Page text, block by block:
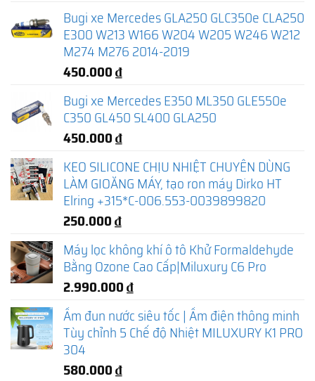
Bugi xe Mercedes GLA250 GLC350e CLA250
E300 W213 W166 W204 W205 W246 W212
M274 M276 2014-2019
450.000₫
Bugi xe Mercedes E350 ML350 GLE550e
C350 GL450 SL400 GLA250
450.000₫
KEO SILICONE CHỊU NHIỆT CHUYÊN DÙNG
LÀM GIOĂNG MÁY, tạo ron máy Dirko HT
Elring +315*C-006.553-0039899820
250.000₫
Máy lọc không khí ô tô Khử Formaldehyde
Bằng Ozone Cao Cấp|Miluxury C6 Pro
2.990.000₫
Ấm đun nước siêu tốc | Ấm điện thông minh
Tùy chỉnh 5 Chế độ Nhiệt MILUXURY K1 PRO
304
580.000₫